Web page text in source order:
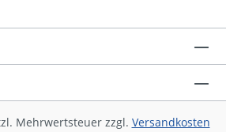
Mehrwertsteuer zzgl. Versandkosten